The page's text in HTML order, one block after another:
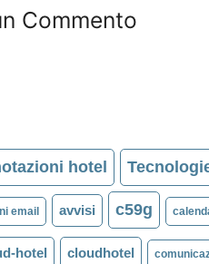
Commento
hotel
email avvisi c59g
hotel cloudhotel